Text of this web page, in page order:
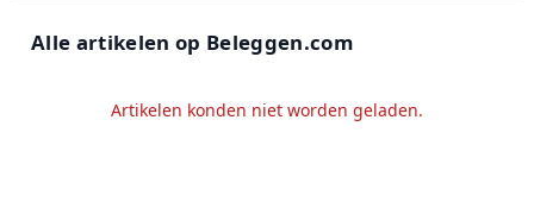
Alle artikelen op Beleggen.com
Artikelen konden niet worden geladen.